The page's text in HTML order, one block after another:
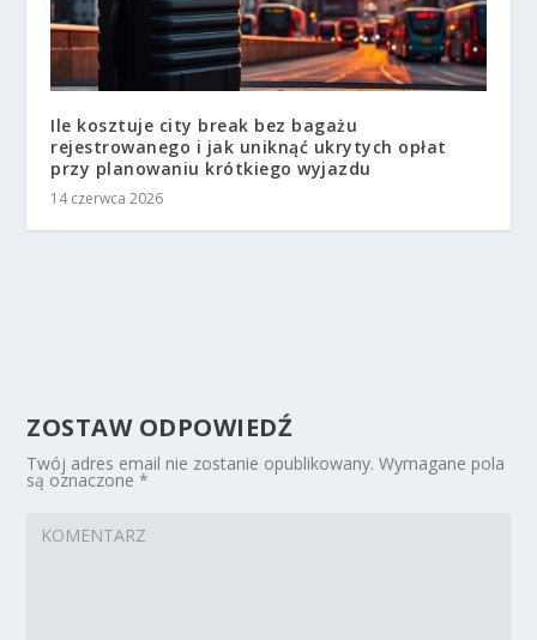
Ile kosztuje city break bez bagażu
rejestrowanego i jak uniknąć ukrytych opłat
przy planowaniu krótkiego wyjazdu
14 czerwca 2026
ZOSTAW ODPOWIEDŹ
Twój adres email nie zostanie opublikowany. Wymagane pola
są oznaczone*